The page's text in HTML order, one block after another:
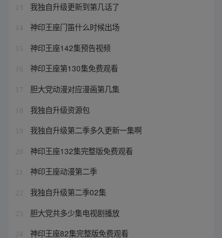
13 我独自升级更新到第几话了
14 神印王座门笛什么时候出场
15 神印王座142集预告视频
16 神印王座第130集免费观看
17 胆大党动漫对应漫画第几集
18 我独自升级资源包
19 我独自升级第二季多久更新一集啊
20 神印王座132集完整版免费观看
21 神印王座动漫第二季
22 我独自升级第二季02集
23 胆大党共多少集电视剧播放
24 神印王座82集完整版免费观看